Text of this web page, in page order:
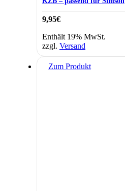
9,95€
Enthält 19% MwSt.
zzgl. Versand
Zum Produkt